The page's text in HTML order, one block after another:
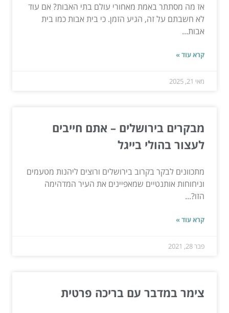
אז מה מסתתר באמת מאחורי עולם בתי האבות? אם עוד
לא חשבתם על זה, הגיע הזמן. כי בית אבות כמו בית
אבות...
קרא עוד »
מאי 21, 2025
מבקרים בירושלים – אתם חייבים
לעצור בהולי בייגל
מתכוונים לבקר בקרוב בירושלים ורוצים ליהנות מטעמים
וניחוחות אותנטיים שמאפיינים את העיר המדהימה
הזו?...
קרא עוד »
פבר 28, 2021
צימר במדבר עם בריכה פרטית